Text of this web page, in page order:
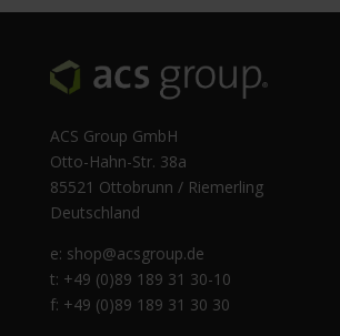
ACS Group GmbH
Otto-Hahn-Str. 38a
85521 Ottobrunn / Riemerling
Deutschland
e: shop@acsgroup.de
t: +49 (0)89 189 31 30-10
f: +49 (0)89 189 31 30 30